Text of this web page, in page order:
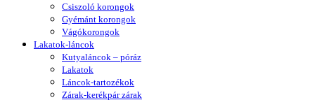
Csiszoló korongok
Gyémánt korongok
Vágókorongok
Lakatok-láncok
Kutyaláncok – póráz
Lakatok
Láncok-tartozékok
Zárak-kerékpár zárak